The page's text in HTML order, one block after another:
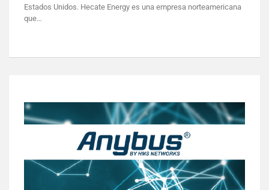
Estados Unidos. Hecate Energy es una empresa norteamericana
que…